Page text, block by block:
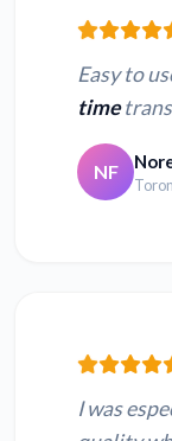
Easy to
time
NF
I was